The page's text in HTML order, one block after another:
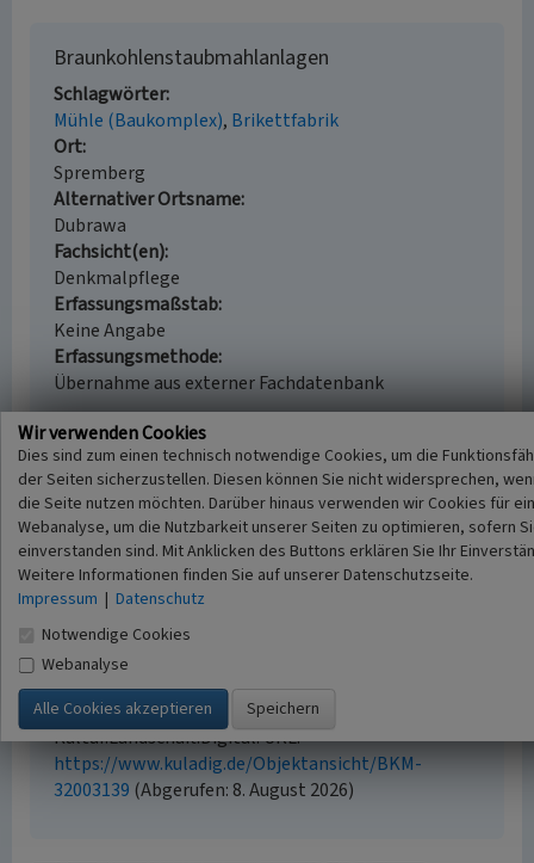
Braunkohlenstaubmahlanlagen
Schlagwörter
Mühle (Baukomplex) Brikettfabrik
Ort
Spremberg
Alternativer Ortsname
Dubrawa
Fachsicht(en)
Denkmalpflege
Erfassungsmaßstab
Keine Angabe
Erfassungsmethode
Übernahme aus externer Fachdatenbank
Empfohlene Zitierweise
Urheberrechtlicher Hinweis
Der hier präsentierte Inhalt steht unter der freien
Lizenz dl-by-de/2.0 (Namensnennung). Die
angezeigten Medien unterliegen möglicherweise
zusätzlichen urheberrechtlichen Bedingungen, die
an diesen ausgewiesen sind.
Empfohlene Zitierweise
„Braunkohlenstaubmahlanlagen”. In: KuLaDig,
Kultur.Landschaft.Digital. URL:
https://www.kuladig.de/Objektansicht/BKM-
32003139 (Abgerufen: 8. August 2026)
Wir verwenden Cookies
Dies sind zum einen technisch notwendige Cookies, um die
der Seiten sicherzustellen. Diesen können Sie nicht widersprechen,
die Seite nutzen möchten. Darüber hinaus verwenden wir Cookies für
Webanalyse, um die Nutzbarkeit unserer Seiten zu optimieren, sofern
einverstanden sind. Mit Anklicken des Buttons erklären Sie Ihr
Weitere Informationen finden Sie auf unserer Datenschutzseite.
Impressum | Datenschutz
Notwendige Cookies
Webanalyse